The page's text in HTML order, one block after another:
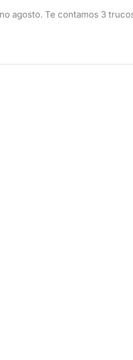
agosto. Te contamos 3